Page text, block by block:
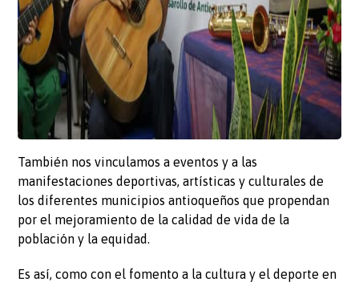
También nos vinculamos a eventos y a las
manifestaciones deportivas, artísticas y culturales de
los diferentes municipios antioqueños que propendan
por el mejoramiento de la calidad de vida de la
población y la equidad.
Es así, como con el fomento a la cultura y el deporte en